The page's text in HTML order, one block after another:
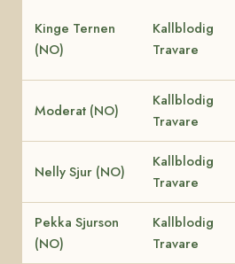
Kinge Ternen
(NO)
Kallblodig
Travare
Moderat (NO)
Kallblodig
Travare
Nelly Sjur (NO)
Kallblodig
Travare
Pekka Sjurson
(NO)
Kallblodig
Travare